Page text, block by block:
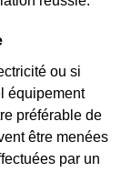
ou si
équipement
préférable de
être menées
par un